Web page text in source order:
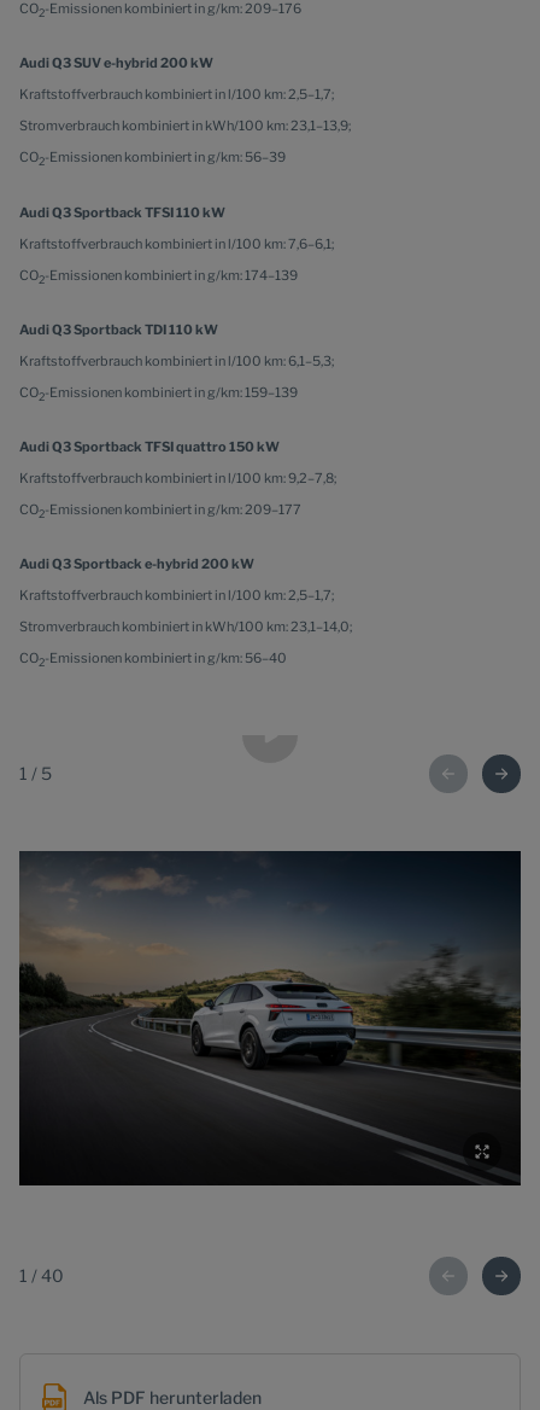
CO2-Emissionen kombiniert in g/km: 209–176
Audi Q3 SUV e-hybrid 200 kW
Kraftstoffverbrauch kombiniert in l/100 km: 2,5–1,7;
Stromverbrauch kombiniert in kWh/100 km: 23,1–13,9;
CO2-Emissionen kombiniert in g/km: 56–39
Audi Q3 Sportback TFSI 110 kW
Kraftstoffverbrauch kombiniert in l/100 km: 7,6–6,1;
CO2-Emissionen kombiniert in g/km: 174–139
Audi Q3 Sportback TDI 110 kW
Kraftstoffverbrauch kombiniert in l/100 km: 6,1–5,3;
CO2-Emissionen kombiniert in g/km: 159–139
Audi Q3 Sportback TFSI quattro 150 kW
Kraftstoffverbrauch kombiniert in l/100 km: 9,2–7,8;
CO2-Emissionen kombiniert in g/km: 209–177
Audi Q3 Sportback e-hybrid 200 kW
Kraftstoffverbrauch kombiniert in l/100 km: 2,5–1,7;
Stromverbrauch kombiniert in kWh/100 km: 23,1–14,0;
CO2-Emissionen kombiniert in g/km: 56–40
1 / 5
1 /40
Als PDF herunterladen